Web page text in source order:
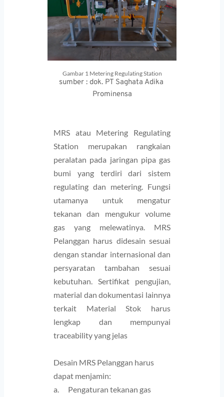
Gambar 1 Metering Regulating Station
sumber : dok. PT Saghata Adika
Prominensa
MRS atau Metering Regulating
Station merupakan rangkaian
peralatan pada jaringan pipa gas
bumi yang terdiri dari sistem
regulating dan metering. Fungsi
utamanya untuk mengatur
tekanan dan mengukur volume
gas yang melewatinya. MRS
Pelanggan harus didesain sesuai
dengan standar internasional dan
persyaratan tambahan sesuai
kebutuhan. Sertifikat pengujian,
material dan dokumentasi lainnya
terkait Material Stok harus
lengkap dan mempunyai
traceability yang jelas
Desain MRS Pelanggan harus
dapat menjamin:
a.      Pengaturan tekanan gas